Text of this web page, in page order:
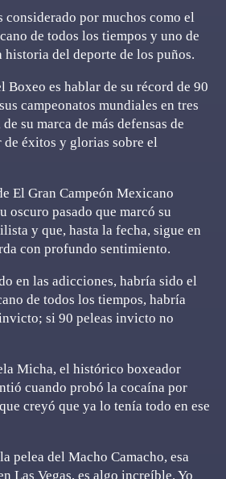
considerado por muchos como el
de todos los tiempos y uno de
historia del deporte de los puños.
Boxeo es hablar de su récord de 90
campeonatos mundiales en tres
su marca de más defensas de
éxitos y glorias sobre el
El Gran Campeón Mexicano
oscuro pasado que marcó su
y que, hasta la fecha, sigue en
con profundo sentimiento.
en las adicciones, habría sido el
de todos los tiempos, habría
si 90 peleas invicto no
Micha, el histórico boxeador
cuando probó la cocaína por
creyó que ya lo tenía todo en ese
pelea del Macho Camacho, esa
Las Vegas, es algo increíble. Yo